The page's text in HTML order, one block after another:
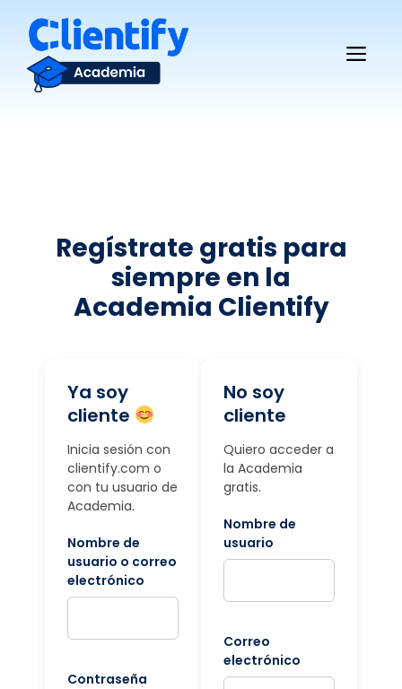
contenido
Regístrate gratis para
siempre en la
Academia Clientify
Ya soy
cliente
Inicia sesión con
clientify.com o
con tu usuario de
Academia.
Nombre de
usuario o correo
electrónico
Contraseña
No soy
cliente
Quiero acceder a
la Academia
gratis.
Nombre de
usuario
Correo
electrónico